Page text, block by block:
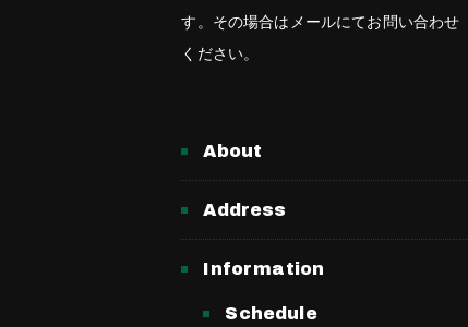
す。その場合はメールにてお問い合わせ
ください。
About
Address
Information
Schedule